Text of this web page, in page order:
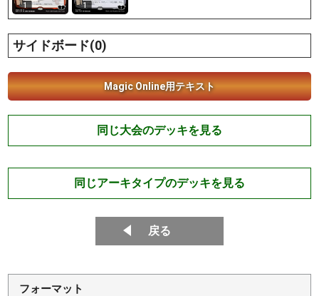
1 1
サイドボード(0)
Magic Online用テキスト
同じ大会のデッキを見る
同じアーキタイプのデッキを見る
戻る
フォーマット